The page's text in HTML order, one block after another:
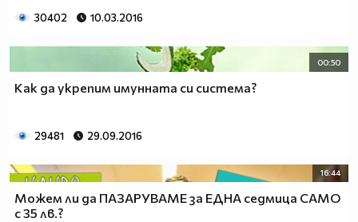
30402 10.03.2016
00:50
Как да укрепим имунната си система?
29481 29.09.2016
16:44
Можем ли да ПАЗАРУВАМЕ за ЕДНА седмица САМО
с 35 лв.?